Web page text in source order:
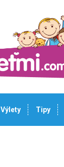
Výlety Tipy